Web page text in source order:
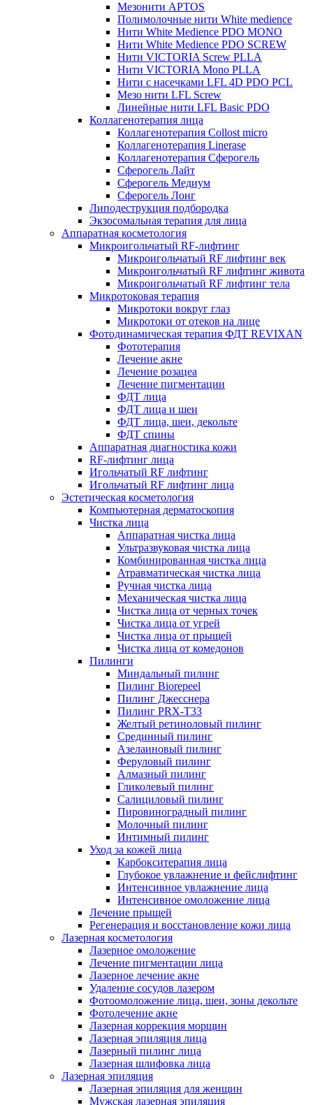
Мезонити APTOS
Полимолочные нити White medience
Нити White Medience PDO MONO
Нити White Medience PDO SCREW
Нити VICTORIA Screw PLLA
Нити VICTORIA Mono PLLA
Нити с насечками LFL 4D PDO PCL
Мезо нити LFL Screw
Линейные нити LFL Basic PDO
Коллагенотерапия лица
Коллагенотерапия Collost micro
Коллагенотерапия Linerase
Коллагенотерапия Сферогель
Сферогель Лайт
Сферогель Медиум
Сферогель Лонг
Липодеструкция подбородка
Экзосомальная терапия для лица
Аппаратная косметология
Микроигольчатый RF-лифтинг
Микроигольчатый RF лифтинг век
Микроигольчатый RF лифтинг живота
Микроигольчатый RF лифтинг тела
Микротоковая терапия
Микротоки вокруг глаз
Микротоки от отеков на лице
Фотодинамическая терапия ФДТ REVIXAN
Фототерапия
Лечение акне
Лечение розацеа
Лечение пигментации
ФДТ лица
ФДТ лица и шеи
ФДТ лица, шеи, декольте
ФДТ спины
Аппаратная диагностика кожи
RF-лифтинг лица
Игольчатый RF лифтинг
Игольчатый RF лифтинг лица
Эстетическая косметология
Компьютерная дерматоскопия
Чистка лица
Аппаратная чистка лица
Ультразвуковая чистка лица
Комбинированная чистка лица
Атравматическая чистка лица
Ручная чистка лица
Механическая чистка лица
Чистка лица от черных точек
Чистка лица от угрей
Чистка лица от прыщей
Чистка лица от комедонов
Пилинги
Миндальный пилинг
Пилинг Biorepeel
Пилинг Джесснера
Пилинг PRX-T33
Желтый ретиноловый пилинг
Срединный пилинг
Азелаиновый пилинг
Феруловый пилинг
Алмазный пилинг
Гликолевый пилинг
Салициловый пилинг
Пировиноградный пилинг
Молочный пилинг
Интимный пилинг
Уход за кожей лица
Карбокситерапия лица
Глубокое увлажнение и фейслифтинг
Интенсивное увлажнение лица
Интенсивное омоложение лица
Лечение прыщей
Регенерация и восстановление кожи лица
Лазерная косметология
Лазерное омоложение
Лечение пигментации лица
Лазерное лечение акне
Удаление сосудов лазером
Фотоомоложение лица, шеи, зоны декольте
Фотолечение акне
Лазерная коррекция морщин
Лазерная эпиляция лица
Лазерный пилинг лица
Лазерная шлифовка лица
Лазерная эпиляция
Лазерная эпиляция для женщин
Мужская лазерная эпиляция